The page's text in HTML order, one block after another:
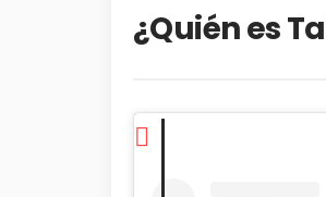
¿Quién es